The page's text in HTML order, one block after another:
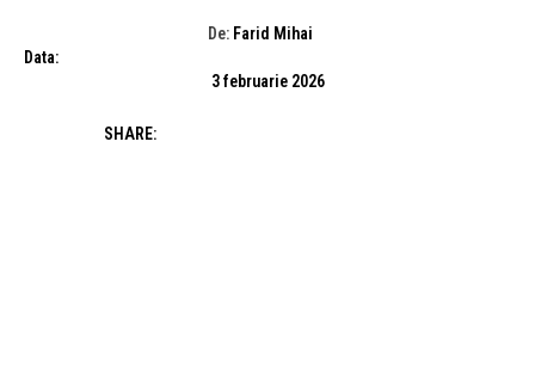
De: Farid Mihai
Data:
3 februarie 2026
SHARE: